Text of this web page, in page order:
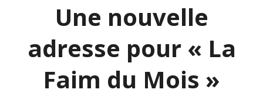
Une nouvelle
adresse pour « La
Faim du Mois »